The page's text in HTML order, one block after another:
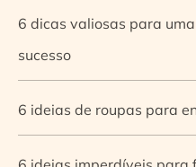
6 dicas valiosas para
sucesso
6 ideias de roupas para